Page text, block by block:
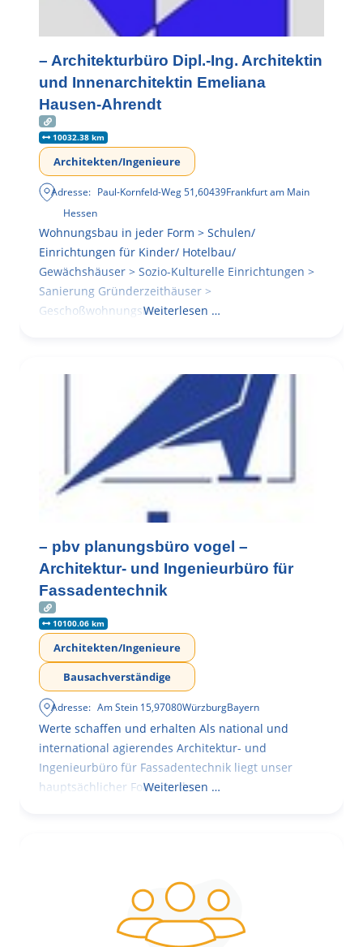
– Architekturbüro Dipl.-Ing. Architektin
und Innenarchitektin Emeliana
Hausen-Ahrendt
10032.38 km
Architekten/Ingenieure
Adresse: Paul-Kornfeld-Weg 51,60439Frankfurt am Main
Hessen
Wohnungsbau in jeder Form > Schulen/
Einrichtungen für Kinder/ Hotelbau/
Gewächshäuser > Sozio-Kulturelle Einrichtungen >
Sanierung Gründerzeithäuser >
GeschoßwohnungsbauWeiterlesen …
– pbv planungsbüro vogel –
Architektur- und Ingenieurbüro für
Fassadentechnik
10100.06 km
Architekten/Ingenieure
Bausachverständige
Adresse: Am Stein 15,97080WürzburgBayern
Werte schaffen und erhalten Als national und
international agierendes Architektur- und
Ingenieurbüro für Fassadentechnik liegt unser
hauptsächlicher Fokus in der
Weiterlesen …